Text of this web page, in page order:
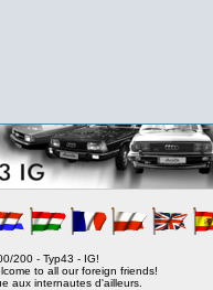
200 - Typ43 - IG!
to all our foreign friends!
aux internautes d'ailleurs.